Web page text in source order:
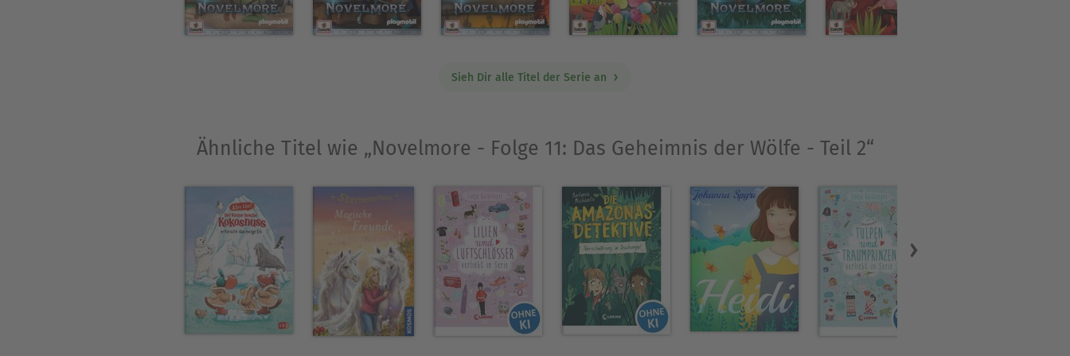
Ausblenden
Sieh Dir alle Titel der Serie an
Ähnliche Titel wie „Novelmore - Folge 11: Das Geheimnis der Wölfe - Teil 2“